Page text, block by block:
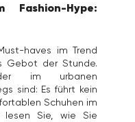
Fashion-Hype:
haves im Trend
Gebot der Stunde.
im urbanen
sind: Es führt kein
Schuhen im
lesen Sie, wie Sie